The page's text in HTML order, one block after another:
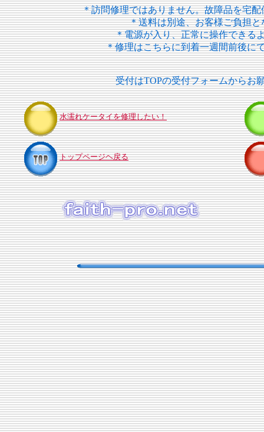
＊訪問修理ではありません。故障品を宅
＊送料は別途、お客様ご負担と
＊電源が入り、正常に操作できる
＊修理はこちらに到着一週間前後に
受付はTOPの受付フォームからお
水濡れケータイを修理したい！
トップページヘ戻る